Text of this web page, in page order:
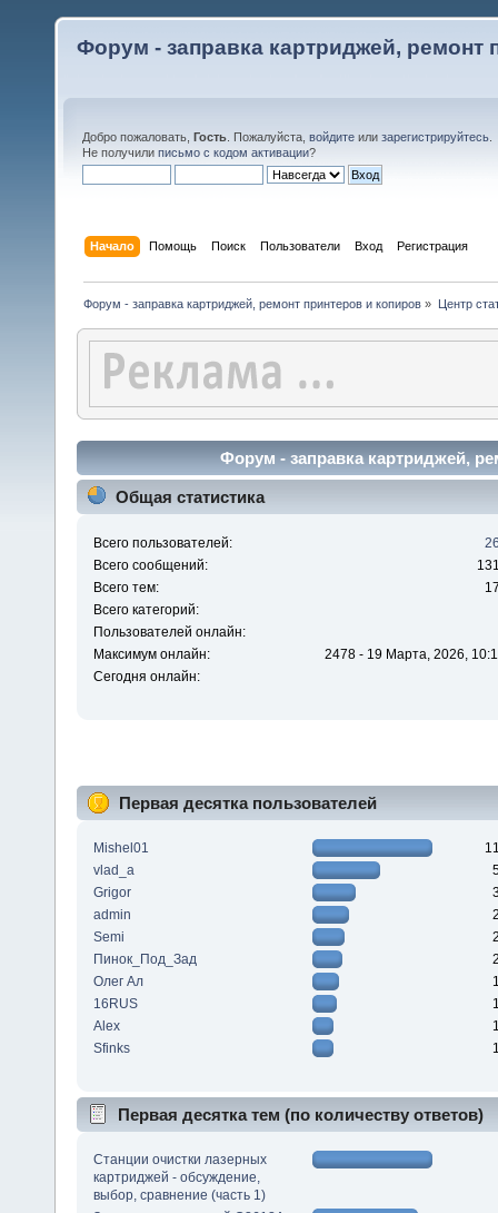
Форум - заправка картриджей, ремонт
Добро пожаловать, Гость . Пожалуйста, войдите или зарегистрируйтесь
Не получили письмо с кодом активации?
Начало Помощь Поиск Пользователи Вход Регистрация
Форум - заправка картриджей, ремонт принтеров и копиров » Центр
Форум - заправка картриджей,
Общая статистика
Всего пользователей:
Всего сообщений:
Всего тем:
Всего категорий:
Пользователей онлайн:
Максимум онлайн:
2478 - 19 Марта, 2026,
Сегодня онлайн:
Первая десятка пользователей
Mishel01
vlad_a
Grigor
admin
Semi
Пинок_Под_Зад
Олег Ал
16RUS
Alex
Sfinks
Первая десятка тем (по количеству ответов)
Станции очистки лазерных
картриджей - обсуждение,
выбор, сравнение (часть 1)